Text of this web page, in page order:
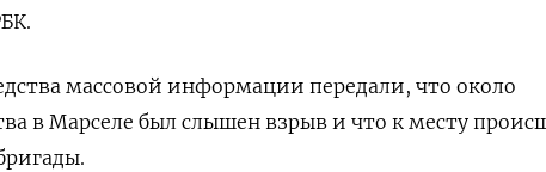
массовой информации передали, что около
в Марселе был слышен взрыв и что к месту